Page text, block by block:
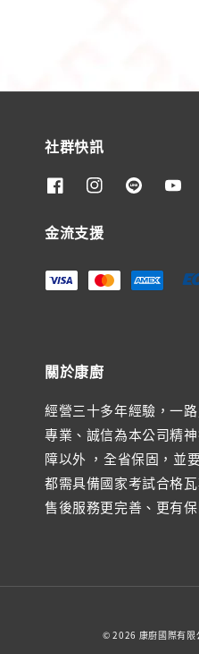
社群快訊
金流支援
關於康廚
經營三十多年經驗，一
專業、誠信為本公司精
障以外 ，全省保固，並
都需具備國家考試合格
售後服務更完善、更有保
© 2026 康廚國際有限